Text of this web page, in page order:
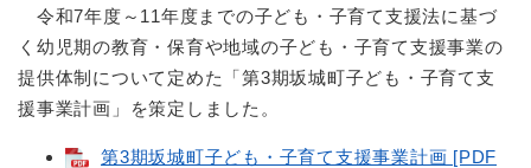
令和7年度～11年度までの子ども・子育て支援法に基づ
く幼児期の教育・保育や地域の子ども・子育て支援事業の
提供体制について定めた「第3期坂城町子ども・子育て支
援事業計画」を策定しました。
第3期坂城町子ども・子育て支援事業計画 [PDF